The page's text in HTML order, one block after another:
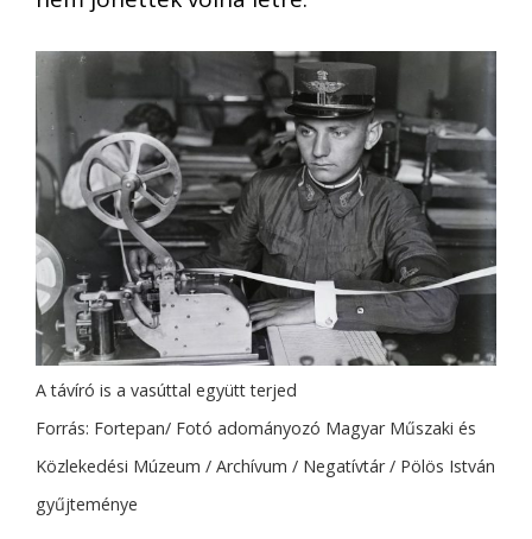
A távíró is a vasúttal együtt terjed
Forrás: Fortepan/ Fotó adományozó Magyar Műszaki és
Közlekedési Múzeum / Archívum / Negatívtár / Pölös István
gyűjteménye